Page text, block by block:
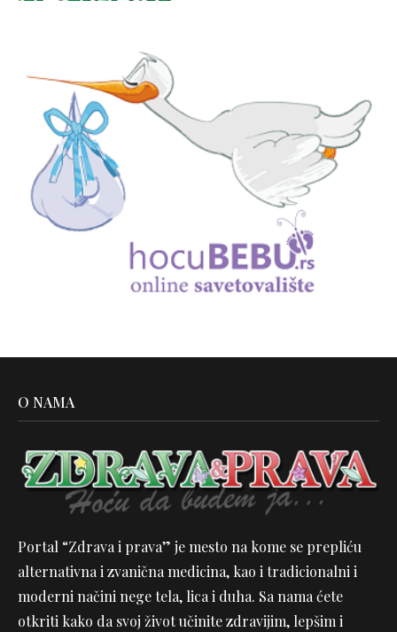
O NAMA
Portal “Zdrava i prava” je mesto na kome se prepliću
alternativna i zvanična medicina, kao i tradicionalni i
moderni načini nege tela, lica i duha. Sa nama ćete
otkriti kako da svoj život učinite zdravijim, lepšim i